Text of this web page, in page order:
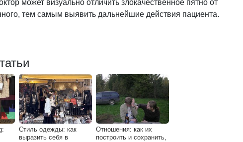
может визуально отличить злокачественное пятно от
тем самым выявить дальнейшие действия пациента.
Стиль одежды: как
выразить себя в
Отношения: как их
построить и сохранить,